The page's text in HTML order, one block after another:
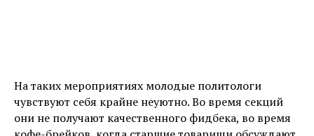
На таких мероприятиях молодые политологи
чувствуют себя крайне неуютно. Во время секций
они не получают качественного фидбека, во время